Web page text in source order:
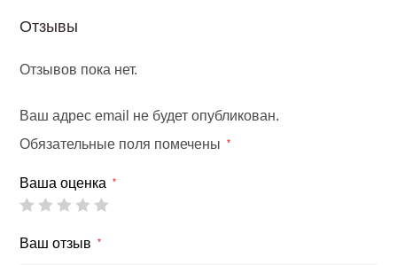
Отзывы
Отзывов пока нет.
Ваш адрес email не будет опубликован.
Обязательные поля помечены
*
Ваша оценка *
Ваш отзыв *